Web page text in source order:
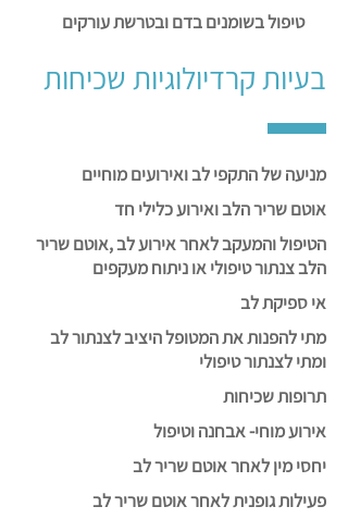
טיפול בשומנים בדם ובטרשת עורקים
בעיות קרדיולוגיות שכיחות
מניעה של התקפי לב ואירועים מוחיים
אוטם שריר הלב ואירוע כלילי חד
הטיפול והמעקב לאחר אירוע לב ,אוטם שריר
הלב צנתור טיפולי או ניתוח מעקפים
אי ספיקת לב
מתי להפנות את המטופל היציב לצנתור לב
ומתי לצנתור טיפולי
תרופות שכיחות
אירוע מוחי- אבחנה וטיפול
יחסי מין לאחר אוטם שריר לב
פעילות גופנית לאחר אוטם שריר לב